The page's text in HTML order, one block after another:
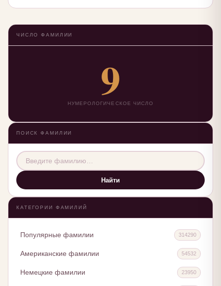
ЧИСЛО ФАМИЛИИ
9
НУМЕРОЛОГИЧЕСКОЕ ЧИСЛО
ПОИСК ФАМИЛИИ
Найти
КАТЕГОРИИ ФАМИЛИЙ
Популярные фамилии 314290
Американские фамилии 54532
Немецкие фамилии 23950